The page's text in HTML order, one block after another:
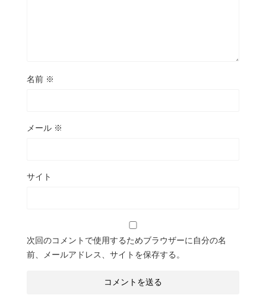
名前 ※
メール ※
サイト
次回のコメントで使用するためブラウザーに自分の名
前、メールアドレス、サイトを保存する。